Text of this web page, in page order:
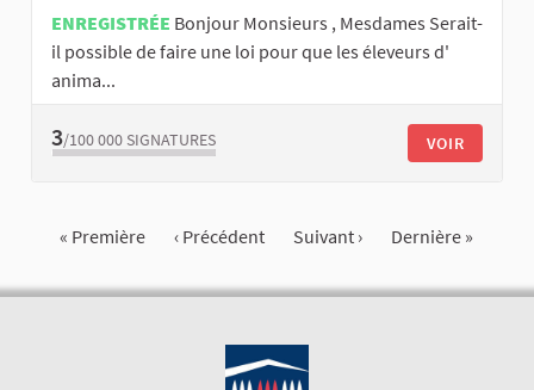
ENREGISTRÉE Bonjour Monsieurs , Mesdames Serait-
il possible de faire une loi pour que les éleveurs d'
anima...
3/100 000 SIGNATURES VOIR
« Première ‹ Précédent Suivant › Dernière »